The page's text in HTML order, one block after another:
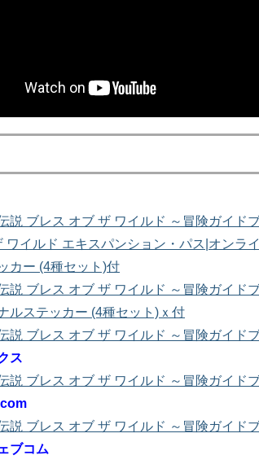
説 ブレス オブ ザ ワイルド ～冒険ガイド
ワイルド エキスパンション・パス|オンラ
カー (4種セット)付
説 ブレス オブ ザ ワイルド ～冒険ガイド
ルステッカー (4種セット)ｘ付
説 ブレス オブ ザ ワイルド ～冒険ガイド
ス
説 ブレス オブ ザ ワイルド ～冒険ガイド
説 ブレス オブ ザ ワイルド ～冒険ガイド
ブコム